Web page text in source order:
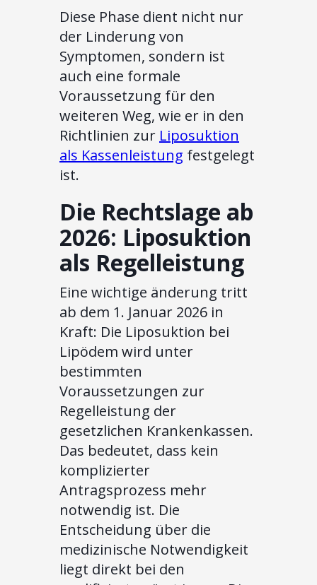
Diese Phase dient nicht nur
der Linderung von
Symptomen, sondern ist
auch eine formale
Voraussetzung für den
weiteren Weg, wie er in den
Richtlinien zur Liposuktion
als Kassenleistung festgelegt
ist.
Die Rechtslage ab
2026: Liposuktion
als Regelleistung
Eine wichtige änderung tritt
ab dem 1. Januar 2026 in
Kraft: Die Liposuktion bei
Lipödem wird unter
bestimmten
Voraussetzungen zur
Regelleistung der
gesetzlichen Krankenkassen.
Das bedeutet, dass kein
komplizierter
Antragsprozess mehr
notwendig ist. Die
Entscheidung über die
medizinische Notwendigkeit
liegt direkt bei den